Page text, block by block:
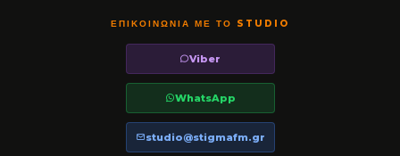
ΕΠΙΚΟΙΝΩΝΊΑ ΜΕ ΤΟ STUDIO
Viber
WhatsApp
studio@stigmafm.gr